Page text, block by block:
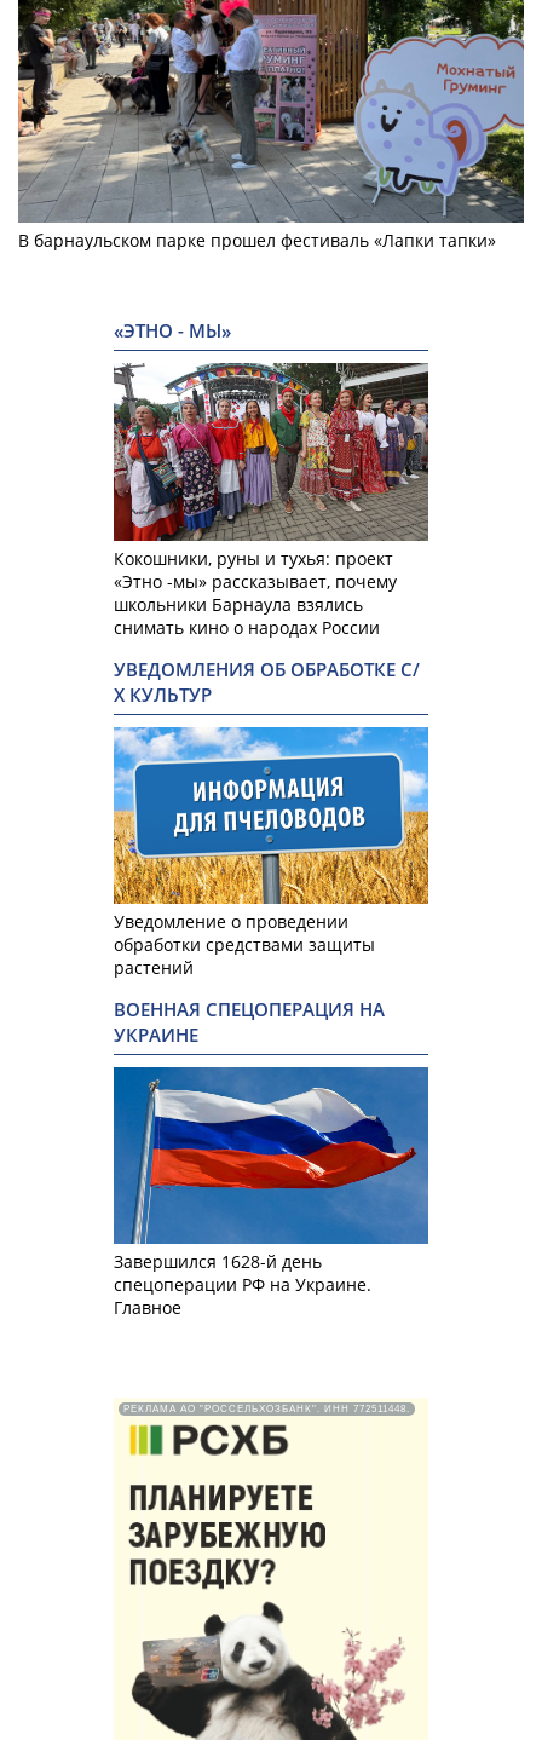
В барнаульском парке прошел фестиваль «Лапки тапки»
«ЭТНО - МЫ»
Кокошники, руны и тухья: проект
«Этно -мы» рассказывает, почему
школьники Барнаула взялись
снимать кино о народах России
УВЕДОМЛЕНИЯ ОБ ОБРАБОТКЕ С/
Х КУЛЬТУР
Уведомление о проведении
обработки средствами защиты
растений
ВОЕННАЯ СПЕЦОПЕРАЦИЯ НА
УКРАИНЕ
Завершился 1628-й день
спецоперации РФ на Украине.
Главное
РЕКЛАМА АО "РОССЕЛЬХОЗБАНК". ИНН 772511448.